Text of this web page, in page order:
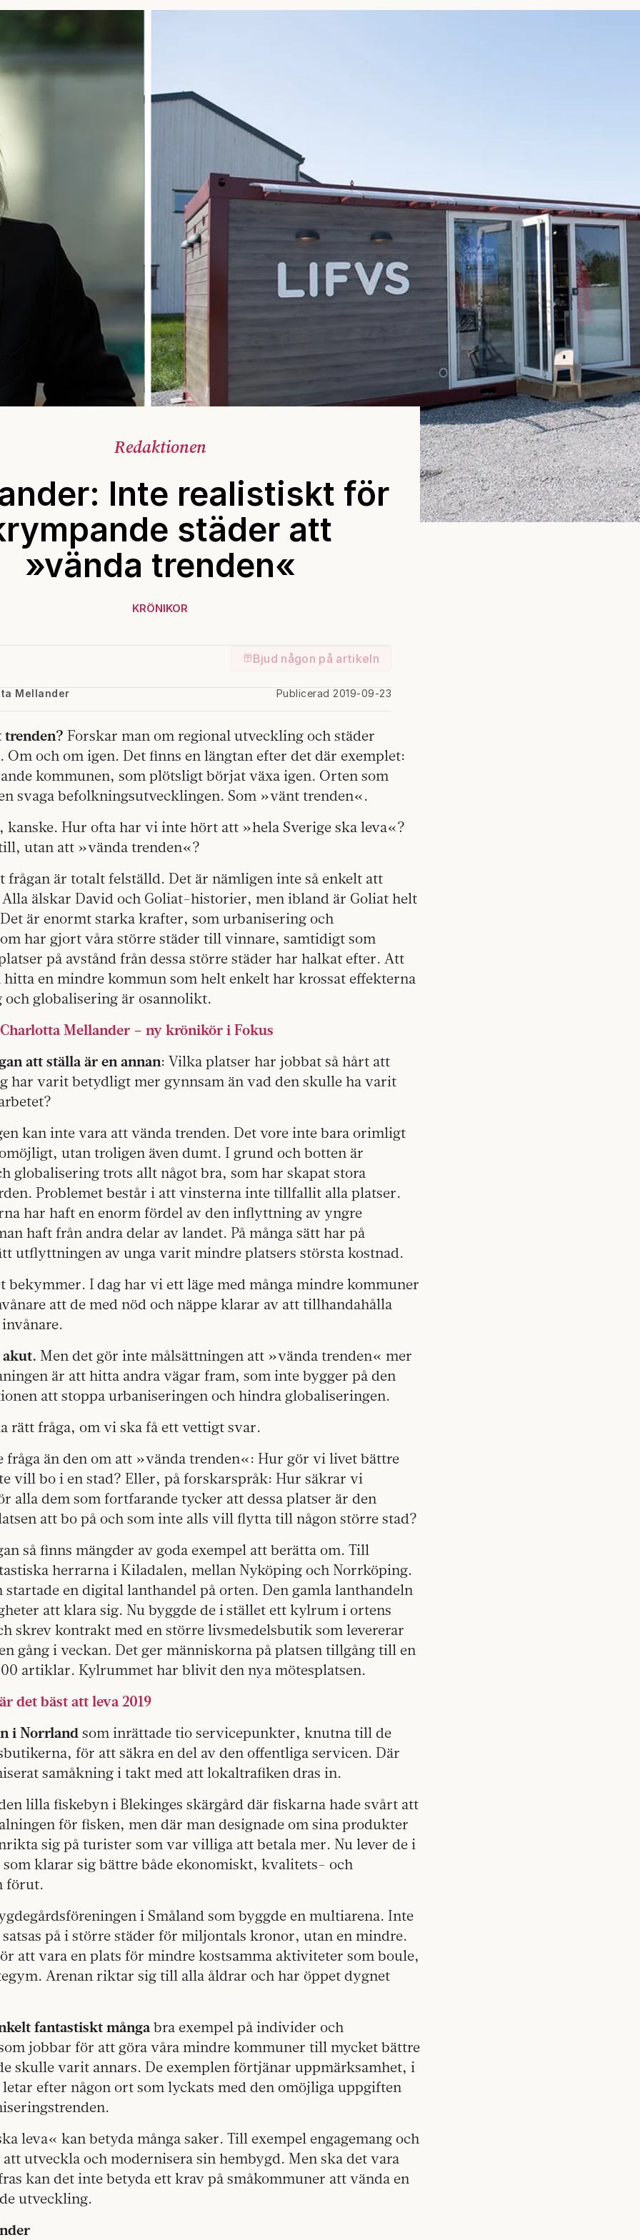
Redaktionen
Inte realistiskt för
städer att
»vända trenden«
KRÖNIKOR
Bjud någon på artikeln
Mellander Publicerad 2019-09-23
trenden? Forskar man om regional utveckling och städer
Om och om igen. Det finns en längtan efter det där exemplet:
kommunen, som plötsligt börjat växa igen. Orten som
svaga befolkningsutvecklingen. Som »vänt trenden«.
kanske. Hur ofta har vi inte hört att »hela Sverige ska leva«?
utan att »vända trenden«?
frågan är totalt felställd. Det är nämligen inte så enkelt att
älskar David och Goliat-historier, men ibland är Goliat helt
är enormt starka krafter, som urbanisering och
har gjort våra större städer till vinnare, samtidigt som
på avstånd från dessa större städer har halkat efter. Att
en mindre kommun som helt enkelt har krossat effekterna
och globalisering är osannolikt.
Mellander – ny krönikör i Fokus
att ställa är en annan: Vilka platser har jobbat så hårt att
har varit betydligt mer gynnsam än vad den skulle ha varit
kan inte vara att vända trenden. Det vore inte bara orimligt
utan troligen även dumt. I grund och botten är
globalisering trots allt något bra, som har skapat stora
Problemet består i att vinsterna inte tillfallit alla platser.
har haft en enorm fördel av den inflyttning av yngre
haft från andra delar av landet. På många sätt har på
utflyttningen av unga varit mindre platsers största kostnad.
bekymmer. I dag har vi ett läge med många mindre kommuner
att de med nöd och näppe klarar av att tillhandahålla
Men det gör inte målsättningen att »vända trenden« mer
är att hitta andra vägar fram, som inte bygger på den
att stoppa urbaniseringen och hindra globaliseringen.
rätt fråga, om vi ska få ett vettigt svar.
fråga än den om att »vända trenden«: Hur gör vi livet bättre
vill bo i en stad? Eller, på forskarspråk: Hur säkrar vi
alla dem som fortfarande tycker att dessa platser är den
att bo på och som inte alls vill flytta till någon större stad?
så finns mängder av goda exempel att berätta om. Till
herrarna i Kiladalen, mellan Nyköping och Norrköping.
startade en digital lanthandel på orten. Den gamla lanthandeln
att klara sig. Nu byggde de i stället ett kylrum i ortens
skrev kontrakt med en större livsmedelsbutik som levererar
gång i veckan. Det ger människorna på platsen tillgång till en
artiklar. Kylrummet har blivit den nya mötesplatsen.
det bäst att leva 2019
i Norrland som inrättade tio servicepunkter, knutna till de
för att säkra en del av den offentliga servicen. Där
samåkning i takt med att lokaltrafiken dras in.
lilla fiskebyn i Blekinges skärgård där fiskarna hade svårt att
för fisken, men där man designade om sina produkter
sig på turister som var villiga att betala mer. Nu lever de i
som klarar sig bättre både ekonomiskt, kvalitets- och
förut.
i Småland som byggde en multiarena. Inte
satsas på i större städer för miljontals kronor, utan en mindre.
att vara en plats för mindre kostsamma aktiviteter som boule,
Arenan riktar sig till alla åldrar och har öppet dygnet
fantastiskt många bra exempel på individer och
jobbar för att göra våra mindre kommuner till mycket bättre
skulle varit annars. De exemplen förtjänar uppmärksamhet, i
efter någon ort som lyckats med den omöjliga uppgiften
leva« kan betyda många saker. Till exempel engagemang och
utveckla och modernisera sin hembygd. Men ska det vara
kan det inte betyda ett krav på småkommuner att vända en
utveckling.